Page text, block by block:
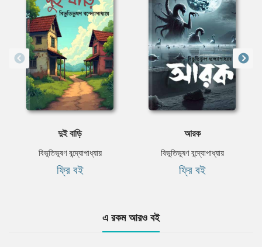
দুই বাড়ি
বিভূতিভূষণ বন্দ্যোপাধ্যায়
ফ্রি বই
আরক
বিভূতিভূষণ বন্দ্যোপাধ্যায়
ফ্রি বই
এ রকম আরও বই